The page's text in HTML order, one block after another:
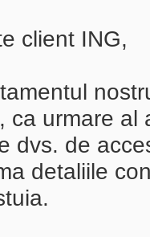
client ING,
ca urmare al
dvs. de
detaliile